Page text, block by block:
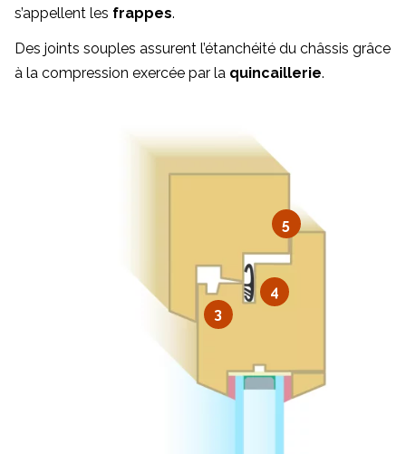
s’appellent les frappes.
Des joints souples assurent l’étanchéité du châssis grâce
à la compression exercée par la quincaillerie.
3
4
5